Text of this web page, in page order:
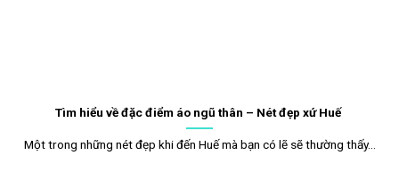
Tìm hiểu về đặc điểm áo ngũ thân – Nét đẹp xứ Huế
Một trong những nét đẹp khi đến Huế mà bạn có lẽ sẽ thường thấy...